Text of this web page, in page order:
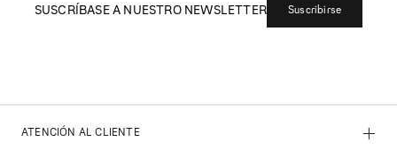
SUSCRÍBASE A NUESTRO NEWSLETTER Suscribirse
ATENCIÓN AL CLIENTE +